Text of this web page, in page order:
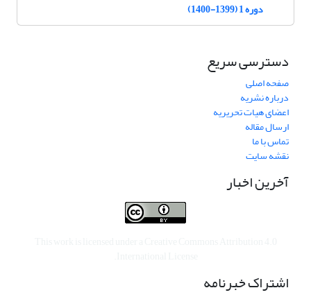
دوره 1 (1399-1400)
دسترسی سریع
صفحه اصلی
درباره نشریه
اعضای هیات تحریریه
ارسال مقاله
تماس با ما
نقشه سایت
آخرین اخبار
اشتراک خبرنامه